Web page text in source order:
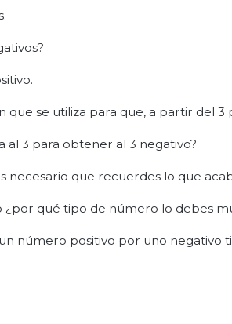
que se utiliza para que, a partir del 3
al 3 para obtener al 3 negativo?
necesario que recuerdes lo que
¿por qué tipo de número lo debes
número positivo por uno negativo